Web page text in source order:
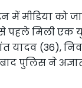
मीडिया को
से पहले मिली
(36),
पुलिस ने